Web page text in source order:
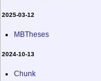
2025-03-12
MBTheses
2024-10-13
Chunk